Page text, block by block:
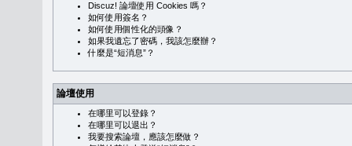
Discuz! 論壇使用 Cookies 嗎？
如何使用簽名？
如何使用個性化的頭像？
如果我遺忘了密碼，我該怎麼辦？
什麼是“短消息”？
論壇使用
在哪里可以登錄？
在哪里可以退出？
我要搜索論壇，應該怎麼做？